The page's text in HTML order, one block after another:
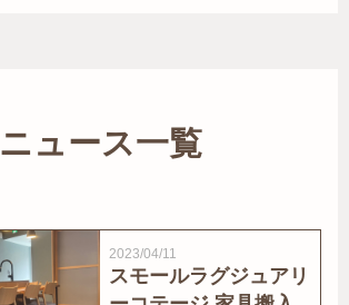
ニュース一覧
2023/04/11
スモールラグジュアリ